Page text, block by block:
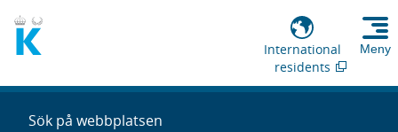
International
residents
Meny
Sök på webbplatsen